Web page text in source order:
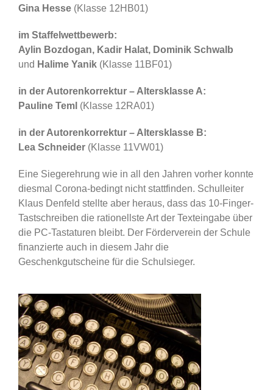
Gina Hesse (Klasse 12HB01)
im Staffelwettbewerb:
Aylin Bozdogan, Kadir Halat, Dominik Schwalb
und Halime Yanik (Klasse 11BF01)
in der Autorenkorrektur – Altersklasse A:
Pauline Teml (Klasse 12RA01)
in der Autorenkorrektur – Altersklasse B:
Lea Schneider (Klasse 11VW01)
Eine Siegerehrung wie in all den Jahren vorher konnte
diesmal Corona-bedingt nicht stattfinden. Schulleiter
Klaus Denfeld stellte aber heraus, dass das 10-Finger-
Tastschreiben die rationellste Art der Texteingabe über
die PC-Tastaturen bleibt. Der Förderverein der Schule
finanzierte auch in diesem Jahr die
Geschenkgutscheine für die Schulsieger.